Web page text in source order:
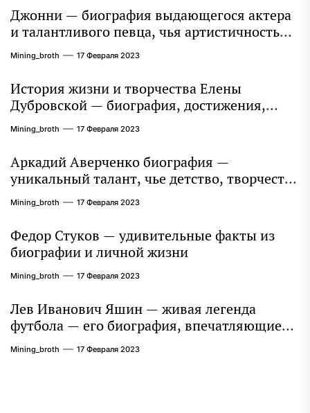
Джонни — биография выдающегося актера
и талантливого певца, чья артистичность
захватывает миллионы сердец
Mining_broth 17 Февраля 2023
История жизни и творчества Елены
Дубровской — биография, достижения,
интересные факты
Mining_broth 17 Февраля 2023
Аркадий Аверченко биография —
уникальный талант, чье детство, творчество
и литературное наследие продолжают
восхищать миллионы
Mining_broth 17 Февраля 2023
Федор Стуков — удивительные факты из
биографии и личной жизни
Mining_broth 17 Февраля 2023
Лев Иванович Яшин — живая легенда
футбола — его биография, впечатляющие
достижения и интересная личная жизнь
Mining_broth 17 Февраля 2023